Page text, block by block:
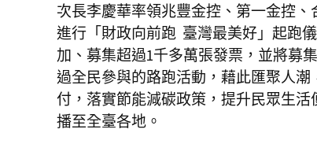
次長李慶華率領兆豐金控、第一金控
進行「財政向前跑 臺灣最美好」起跑
加、募集超過1千多萬張發票，並將募
過全民參與的路跑活動，藉此匯聚人
付，落實節能減碳政策，提升民眾生
播至全臺各地。